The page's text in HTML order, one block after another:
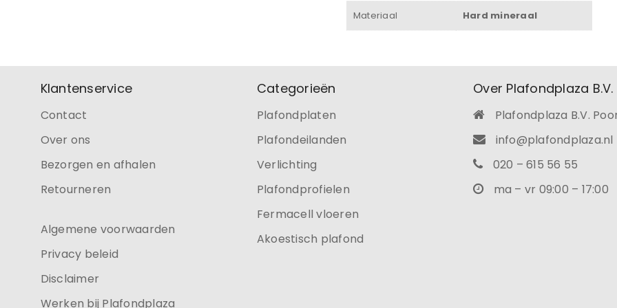
Materiaal Hard mineraal
Klantenservice
Contact
Over ons
Bezorgen en afhalen
Retourneren
Algemene voorwaarden
Privacy beleid
Disclaimer
Werken bij Plafondplaza
Categorieën
Plafondplaten
Plafondeilanden
Verlichting
Plafondprofielen
Fermacell vloeren
Akoestisch plafond
Over Plafondplaza B.V.
Plafondplaza B.V.
info@plafondplaza.nl
020 – 615 56 55
ma – vr 09:00 – 17:00